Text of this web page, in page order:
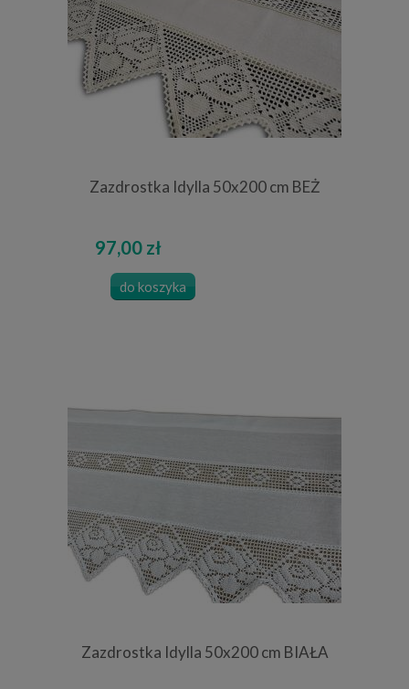
Zazdrostka Idylla 50x200 cm BEŻ
97,00 zł
do koszyka
Zazdrostka Idylla 50x200 cm BIAŁA